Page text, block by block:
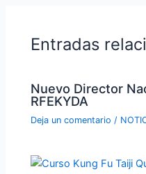
Entradas
Nuevo Director
RFEKYDA
Deja un comentario /